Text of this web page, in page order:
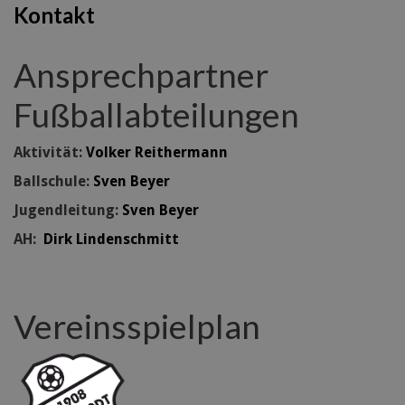
Kontakt
Ansprechpartner
Fußballabteilungen
Aktivität: Volker Reithermann
Ballschule: Sven Beyer
Jugendleitung: Sven Beyer
AH: Dirk Lindenschmitt
Vereinsspielplan